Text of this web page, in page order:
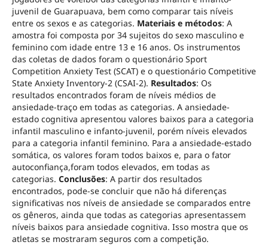
juvenil de Guarapuava, bem como comparar tais níveis
entre os sexos e as categorias. Materiais e métodos: A
amostra foi composta por 34 sujeitos do sexo masculino e
feminino com idade entre 13 e 16 anos. Os instrumentos
das coletas de dados foram o questionário Sport
Competition Anxiety Test (SCAT) e o questionário Competitive
State Anxiety Inventory-2 (CSAI-2). Resultados: Os
resultados encontrados foram de níveis médios de
ansiedade-traço em todas as categorias. A ansiedade-
estado cognitiva apresentou valores baixos para a categoria
infantil masculino e infanto-juvenil, porém níveis elevados
para a categoria infantil feminino. Para a ansiedade-estado
somática, os valores foram todos baixos e, para o fator
autoconfiança,foram todos elevados, em todas as
categorias. Conclusões: A partir dos resultados
encontrados, pode-se concluir que não há diferenças
significativas nos níveis de ansiedade se comparados entre
os gêneros, ainda que todas as categorias apresentassem
níveis baixos para ansiedade cognitiva. Isso mostra que os
atletas se mostraram seguros com a competição.